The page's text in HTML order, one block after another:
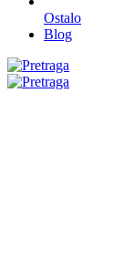
Ostalo
Blog